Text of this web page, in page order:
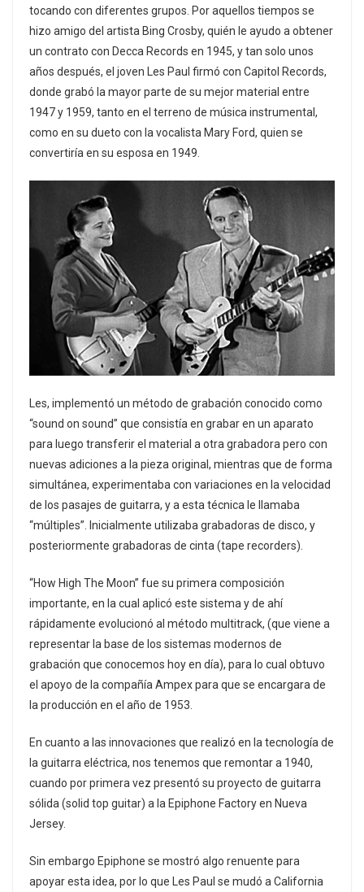
tocando con diferentes grupos. Por aquellos tiempos se
hizo amigo del artista Bing Crosby, quién le ayudo a obtener
un contrato con Decca Records en 1945, y tan solo unos
años después, el joven Les Paul firmó con Capitol Records,
donde grabó la mayor parte de su mejor material entre
1947 y 1959, tanto en el terreno de música instrumental,
como en su dueto con la vocalista Mary Ford, quien se
convertiría en su esposa en 1949.
Les, implementó un método de grabación conocido como
“sound on sound” que consistía en grabar en un aparato
para luego transferir el material a otra grabadora pero con
nuevas adiciones a la pieza original, mientras que de forma
simultánea, experimentaba con variaciones en la velocidad
de los pasajes de guitarra, y a esta técnica le llamaba
“múltiples”. Inicialmente utilizaba grabadoras de disco, y
posteriormente grabadoras de cinta (tape recorders).
“How High The Moon” fue su primera composición
importante, en la cual aplicó este sistema y de ahí
rápidamente evolucionó al método multitrack, (que viene a
representar la base de los sistemas modernos de
grabación que conocemos hoy en día), para lo cual obtuvo
el apoyo de la compañía Ampex para que se encargara de
la producción en el año de 1953.
En cuanto a las innovaciones que realizó en la tecnología de
la guitarra eléctrica, nos tenemos que remontar a 1940,
cuando por primera vez presentó su proyecto de guitarra
sólida (solid top guitar) a la Epiphone Factory en Nueva
Jersey.
Sin embargo Epiphone se mostró algo renuente para
apoyar esta idea, por lo que Les Paul se mudó a California